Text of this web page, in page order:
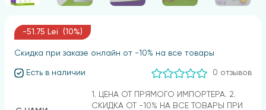
-51.75 Lei (10%)
Скидка при заказе онлайн от -10% на все товары
Есть в наличии 0 отзывов
1. ЦЕНА ОТ ПРЯМОГО ИМПОРТЕРА. 2.
СКИДКА ОТ -10% НА ВСЕ ТОВАРЫ ПРИ